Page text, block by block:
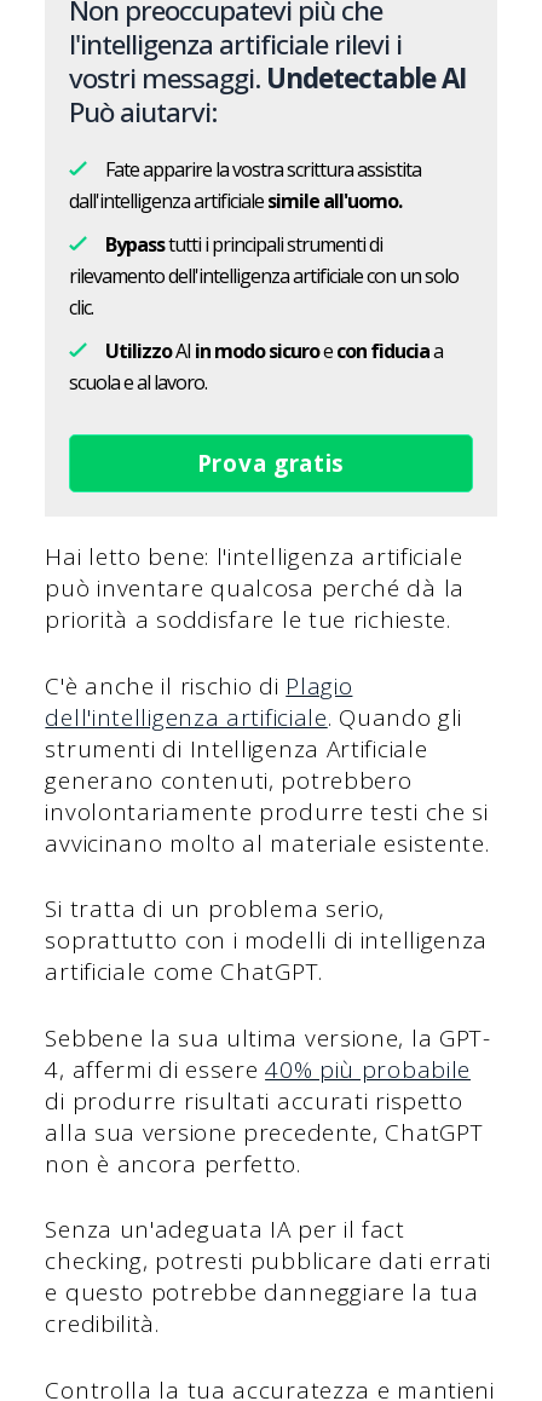
Non preoccupatevi più che
l'intelligenza artificiale rilevi i
vostri messaggi. Undetectable AI
Può aiutarvi:
Fate apparire la vostra scrittura assistita
dall'intelligenza artificialesimile all'uomo.
Bypasstutti i principali strumenti di
rilevamento dell'intelligenza artificiale con un solo
clic.
UtilizzoAI in modo sicuroecon fiduciaa
scuola e al lavoro.
Prova gratis
Hai letto bene: l'intelligenza artificiale
può inventare qualcosa perché dà la
priorità a soddisfare le tue richieste.
C'è anche il rischio di Plagio
dell'intelligenza artificiale. Quando gli
strumenti di Intelligenza Artificiale
generano contenuti, potrebbero
involontariamente produrre testi che si
avvicinano molto al materiale esistente.
Si tratta di un problema serio,
soprattutto con i modelli di intelligenza
artificiale come ChatGPT.
Sebbene la sua ultima versione, la GPT-
4, affermi di essere40% più probabile
di produrre risultati accurati rispetto
alla sua versione precedente, ChatGPT
non è ancora perfetto.
Senza un'adeguata IA per il fact
checking, potresti pubblicare dati errati
e questo potrebbe danneggiare la tua
credibilità.
Controlla la tua accuratezza e mantieni